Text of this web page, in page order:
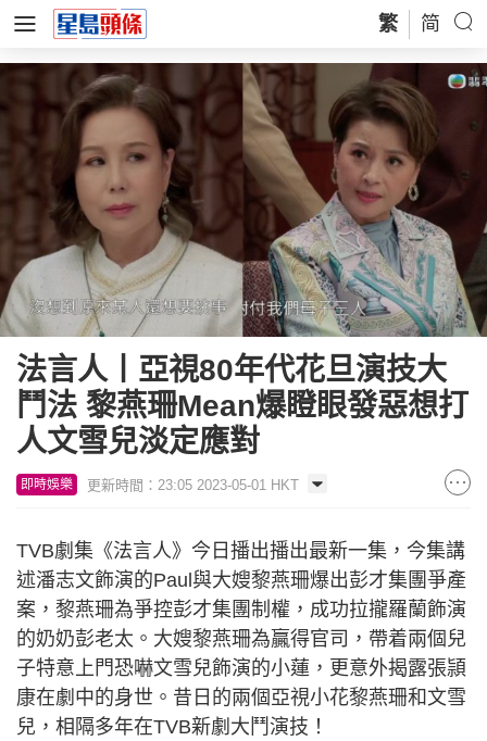
繁 简
法言人丨亞視80年代花旦演技大
鬥法 黎燕珊Mean爆瞪眼發惡想打
人文雪兒淡定應對
即時娛樂 更新時間：23:05 2023-05-01 HKT
TVB劇集《法言人》今日播出播出最新一集，今集講
述潘志文飾演的Paul與大嫂黎燕珊爆出彭才集團爭產
案，黎燕珊為爭控彭才集團制權，成功拉攏羅蘭飾演
的奶奶彭老太。大嫂黎燕珊為贏得官司，帶着兩個兒
子特意上門恐嚇文雪兒飾演的小蓮，更意外揭露張頴
康在劇中的身世。昔日的兩個亞視小花黎燕珊和文雪
兒，相隔多年在TVB新劇大鬥演技！